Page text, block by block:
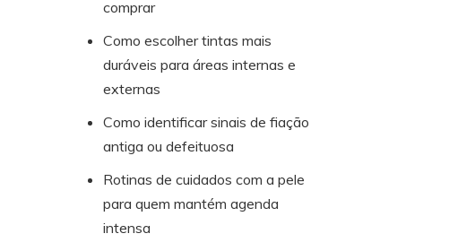
comprar
Como escolher tintas mais
duráveis para áreas internas e
externas
Como identificar sinais de fiação
antiga ou defeituosa
Rotinas de cuidados com a pele
para quem mantém agenda
intensa